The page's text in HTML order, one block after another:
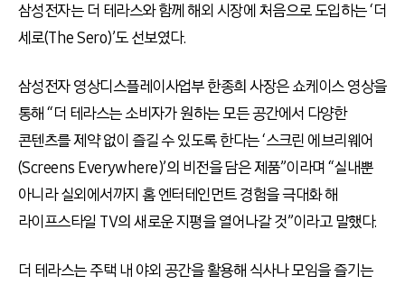
삼성전자는 더 테라스와 함께 해외 시장에 처음으로 도입하는 ‘더
세로(The Sero)’도 선보였다.
삼성전자 영상디스플레이사업부 한종희 사장은 쇼케이스 영상을
통해 “더 테라스는 소비자가 원하는 모든 공간에서 다양한
콘텐츠를 제약 없이 즐길 수 있도록 한다는 ‘스크린 에브리웨어
(Screens Everywhere)’의 비전을 담은 제품”이라며 “실내뿐
아니라 실외에서까지 홈 엔터테인먼트 경험을 극대화 해
라이프스타일 TV의 새로운 지평을 열어나갈 것”이라고 말했다.
더 테라스는 주택 내 야외 공간을 활용해 식사나 모임을 즐기는